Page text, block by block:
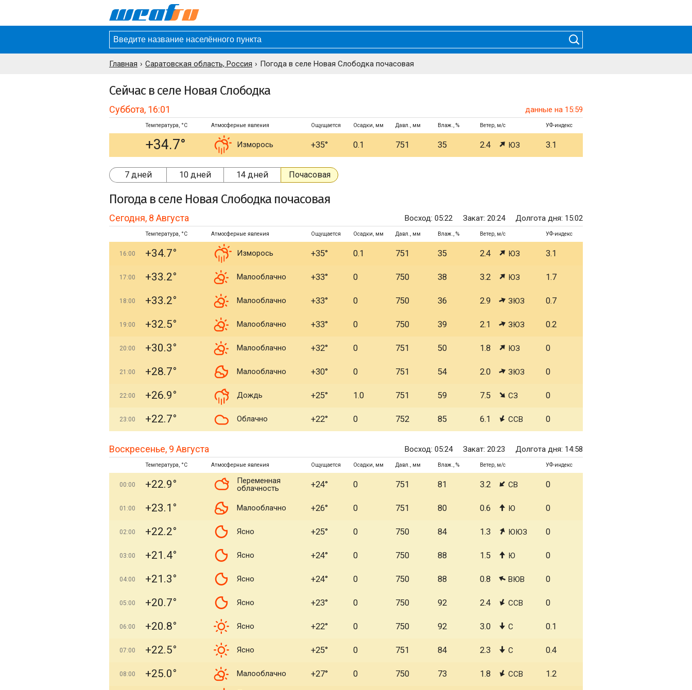
Главная Саратовская область, Россия Погода в селе Новая Слободка почасовая
Сейчас в селе Новая Слободка
Суббота, 16:01 данные на 15:59
Температура, °C Атмосферные явления Ощущается Осадки, мм Давл., мм Влаж., % Ветер, м/с УФ-индекс
+34.7° Изморось +35° 0.1 751 35 2.4 ЮЗ 3.1
7 дней 10 дней 14 дней Почасовая
Погода в селе Новая Слободка почасовая
Сегодня, 8 Августа Восход: 05:22 Закат: 20:24 Долгота дня: 15:02
Температура, °C Атмосферные явления Ощущается Осадки, мм Давл., мм Влаж., % Ветер, м/с УФ-индекс
16:00 +34.7° Изморось +35° 0.1 751 35 2.4 ЮЗ 3.1
17:00 +33.2° Малооблачно +33° 0 750 38 3.2 ЮЗ 1.7
18:00 +33.2° Малооблачно +33° 0 750 36 2.9 ЗЮЗ 0.7
19:00 +32.5° Малооблачно +33° 0 750 39 2.1 ЗЮЗ 0.2
20:00 +30.3° Малооблачно +32° 0 751 50 1.8 ЮЗ 0
21:00 +28.7° Малооблачно +30° 0 751 54 2.0 ЗЮЗ 0
22:00 +26.9° Дождь +25° 1.0 751 59 7.5 СЗ 0
23:00 +22.7° Облачно +22° 0 752 85 6.1 ССВ 0
Воскресенье, 9 Августа Восход: 05:24 Закат: 20:23 Долгота дня: 14:58
Температура, °C Атмосферные явления Ощущается Осадки, мм Давл., мм Влаж., % Ветер, м/с УФ-индекс
00:00 +22.9°
Переменная
облачность
+24° 0 751 81 3.2 СВ 0
01:00 +23.1° Малооблачно +26° 0 751 80 0.6 Ю 0
02:00 +22.2° Ясно +25° 0 750 84 1.3 ЮЮЗ 0
03:00 +21.4° Ясно +24° 0 750 88 1.5 Ю 0
04:00 +21.3° Ясно +24° 0 750 88 0.8 ВЮВ 0
05:00 +20.7° Ясно +23° 0 750 92 2.4 ССВ 0
06:00 +20.8° Ясно +22° 0 750 92 3.0 С 0.1
07:00 +22.5° Ясно +25° 0 751 84 2.3 С 0.4
08:00 +25.0° Малооблачно +27° 0 750 73 1.8 ССВ 1.2